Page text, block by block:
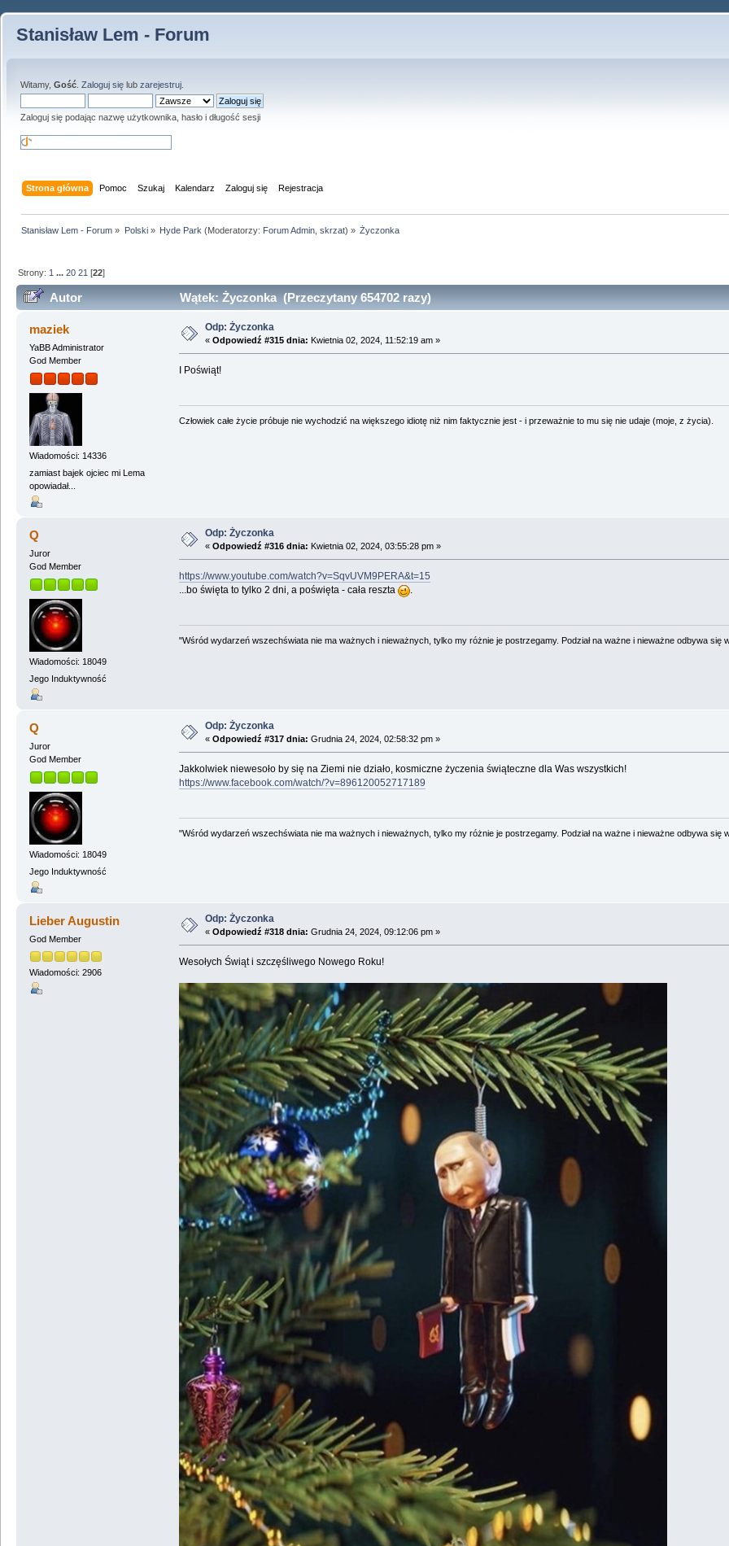
Stanisław Lem - Forum
Witamy, Gość Zaloguj się lub zarejestruj
Zaloguj się podając nazwę użytkownika, hasło i długość sesji
Strona główna Pomoc Szukaj Kalendarz Zaloguj się Rejestracja
Stanisław Lem - Forum » Polski» Hyde Park (Moderatorzy: Forum Admin, skrzat) » Życzonka
Strony: 1 ...20 21 [22]
Autor Wątek: Życzonka (Przeczytany 654702 razy)
maziek
YaBB Administrator
God Member
Wiadomości: 14336
zamiast bajek ojciec mi Lema
opowiadał...
Odp: Życzonka
« Odpowiedź #315 dnia: Kwietnia 02, 2024, 11:52:19 am »
I Poświąt!
Człowiek całe życie próbuje nie wychodzić na większego idiotę niż nim faktycznie jest - i przeważnie to mu się nie udaje (moje, z życia).
Q
Juror
God Member
Wiadomości: 18049
Jego Induktywność
Odp: Życzonka
« Odpowiedź #316 dnia: Kwietnia 02, 2024, 03:55:28 pm »
https://www.youtube.com/watch?v=SqvUVM9PERA&t=15
...bo święta to tylko 2 dni, a poświęta - cała reszta
.
"Wśród wydarzeń wszechświata nie ma ważnych i nieważnych, tylko my różnie je postrzegamy. Podział na ważne i nieważne odbywa się
Q
Juror
God Member
Wiadomości: 18049
Jego Induktywność
Odp: Życzonka
« Odpowiedź #317 dnia: Grudnia 24, 2024, 02:58:32 pm »
Jakkolwiek niewesoło by się na Ziemi nie działo, kosmiczne życzenia świąteczne dla Was wszystkich!
https://www.facebook.com/watch/?v=896120052717189
"Wśród wydarzeń wszechświata nie ma ważnych i nieważnych, tylko my różnie je postrzegamy. Podział na ważne i nieważne odbywa się
Lieber Augustin
God Member
Wiadomości: 2906
Odp: Życzonka
« Odpowiedź #318 dnia: Grudnia 24, 2024, 09:12:06 pm »
Wesołych Świąt i szczęśliwego Nowego Roku!